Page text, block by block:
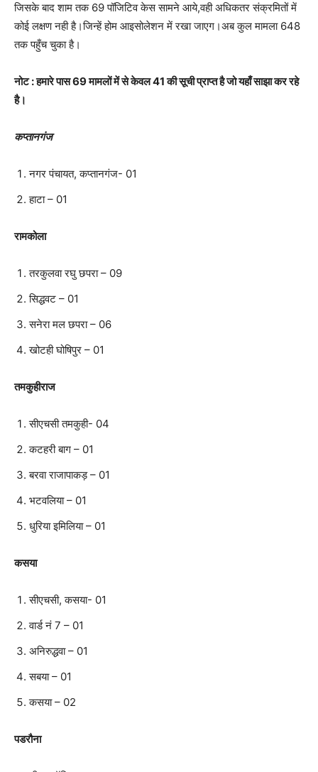
जिसके बाद शाम तक 69 पॉजिटिव केस सामने आये,वही अधिकतर संक्रमितों में
कोई लक्षण नही है।जिन्हें होम आइसोलेशन में रखा जाएग।अब कुल मामला 648
तक पहुँच चुका है।
नोट : हमारे पास 69 मामलों में से केवल 41 की सूची प्राप्त है जो यहाँ साझा कर रहे
है।
कप्तानगंज
नगर पंचायत, कप्तानगंज- 01
हाटा – 01
रामकोला
तरकुलवा रघु छपरा – 09
सिद्धवट – 01
सनेरा मल छपरा – 06
खोटही घोषिपुर – 01
तमकुहीराज
सीएचसी तमकुही- 04
कटहरी बाग – 01
बरवा राजापाकड़ – 01
भटवलिया – 01
धुरिया इमिलिया – 01
कसया
सीएचसी, कसया- 01
वार्ड नं 7 – 01
अनिरुद्धवा – 01
सबया – 01
कसया – 02
पडरौना